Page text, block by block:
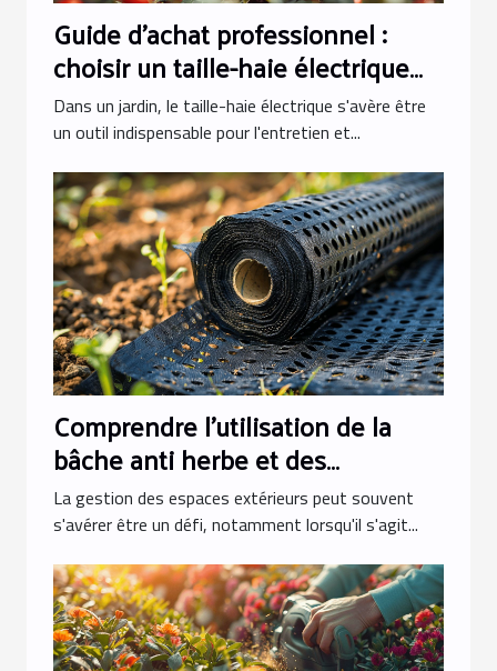
Guide d'achat professionnel :
choisir un taille-haie électrique
de qualité au meilleur prix
Dans un jardin, le taille-haie électrique s'avère être
un outil indispensable pour l'entretien et...
Comprendre l'utilisation de la
bâche anti herbe et des
géotextiles qui laissent passer
l'eau
La gestion des espaces extérieurs peut souvent
s'avérer être un défi, notamment lorsqu'il s'agit...